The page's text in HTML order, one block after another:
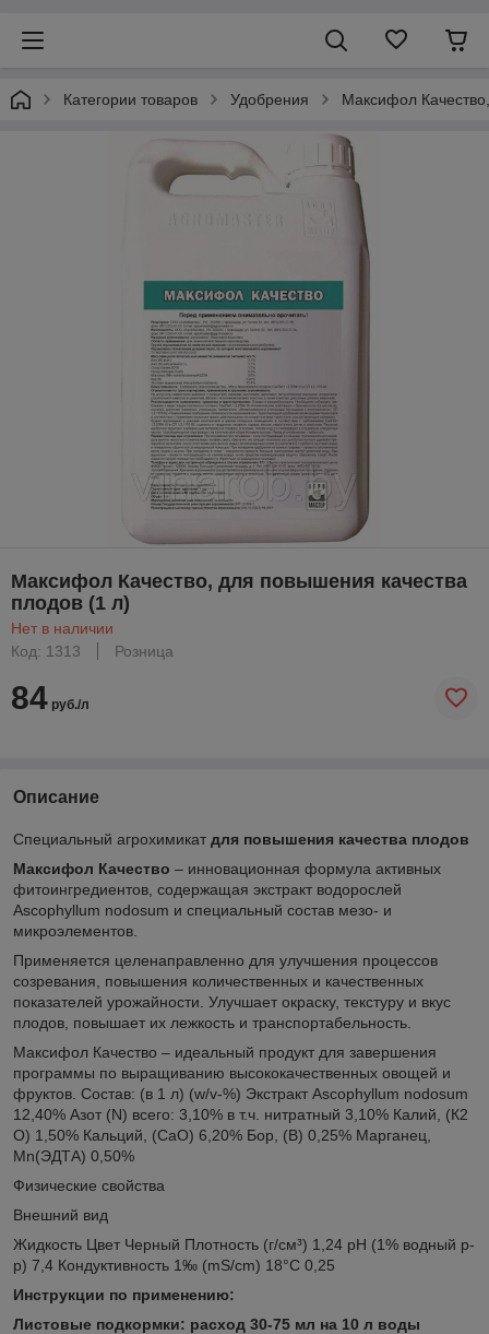
Категории товаров Удобрения Максифол
Максифол Качество, для повышения качества
плодов (1 л)
Нет в наличии
Код: 1313
Розница
84 руб./л
Описание
Специальный агрохимикат для повышения качества плодов
Максифол Качество – инновационная формула активных
фитоингредиентов, содержащая экстракт водорослей
Ascophyllum nodosum и специальный состав мезо- и
микроэлементов.
Применяется целенаправленно для улучшения процессов
созревания, повышения количественных и качественных
показателей урожайности. Улучшает окраску, текстуру и вкус
плодов, повышает их лежкость и транспортабельность.
Максифол Качество – идеальный продукт для завершения
программы по выращиванию высококачественных овощей и
фруктов. Состав: (в 1 л) (w/v-%) Экстракт Ascophyllum nodosum
12,40% Азот (N) всего: 3,10% в т.ч. нитратный 3,10% Калий, (К2
О) 1,50% Кальций, (СаO) 6,20% Бор, (В) 0,25% Марганец,
Mn(ЭДТА) 0,50%
Физические свойства
Внешний вид
Жидкость Цвет Черный Плотность (г/см³) 1,24 pH (1% водный р-
р) 7,4 Кондуктивность 1‰ (mS/cm) 18°С 0,25
Инструкции по применению:
Листовые подкормки: расход 30-75 мл на 10 л воды